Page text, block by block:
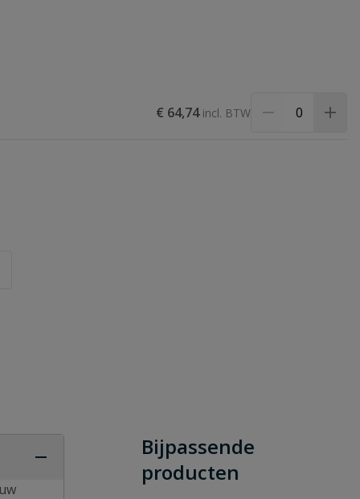
€ 64,74
Bijpassende
producten